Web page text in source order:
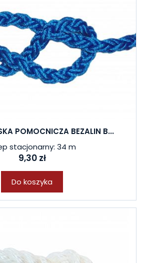
POMOCNICZA BEZALIN B...
stacjonarny: 34 m
9,30 zł
Do koszyka